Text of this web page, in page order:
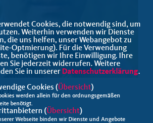
Cookies, die notwendig sind, um
Weiterhin verwenden wir Dienste
die uns helfen, unser Webangebot zu
Optmierung). Für die Verwendung
benötigen wir Ihre Einwilligung. Ihre
Sie jederzeit widerrufen. Weitere
Sie in unserer Datenschutzerklärung.
Cookies (Übersicht)
werden allein für den ordnungsgemäßen
benötigt.
(Übersicht)
Webseite binden wir Dienste und Angebote